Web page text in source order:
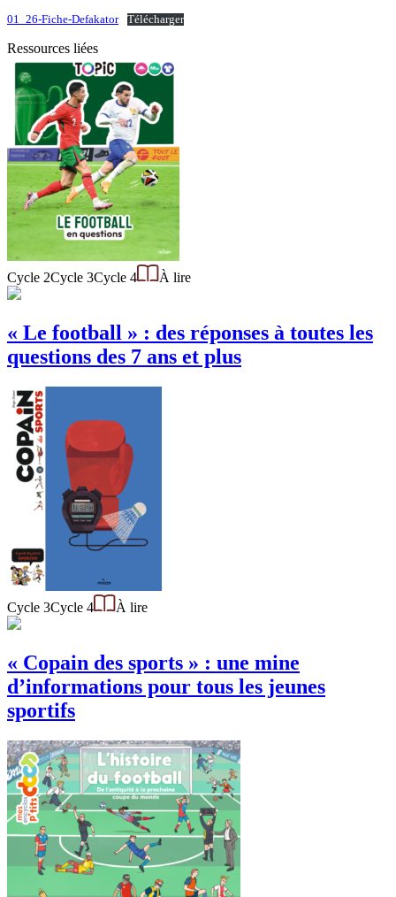
01_26-Fiche-Defakator Télécharger
Ressources liées
Cycle 2Cycle 3Cycle 4 À lire
« Le football » : des réponses à toutes les
questions des 7 ans et plus
Cycle 3Cycle 4 À lire
« Copain des sports » : une mine
d’informations pour tous les jeunes
sportifs